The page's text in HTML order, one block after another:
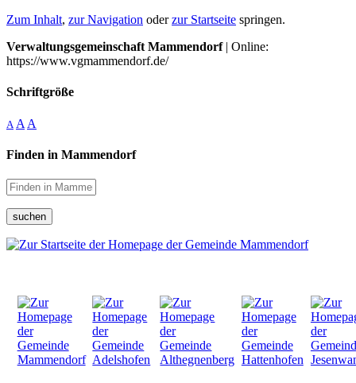
Zum Inhalt, zur Navigation oderzur Startseite springen.
Verwaltungsgemeinschaft Mammendorf| Online:
https://www.vgmammendorf.de/
Schriftgröße
A A A
Finden in Mammendorf
suchen